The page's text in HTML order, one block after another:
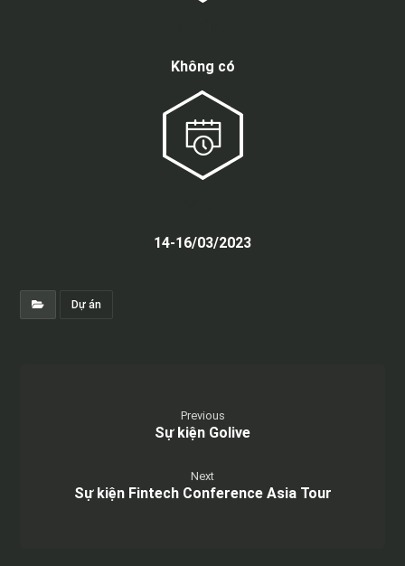
Không có
14-16/03/2023
Dự án
Previous
Sự kiện Golive
Next
Sự kiện Fintech Conference Asia Tour